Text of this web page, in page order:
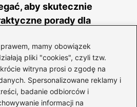
mamy obowiązek
pliki "cookies", czyli tzw.
witryna prosi o zgodę na
Spersonalizowane reklamy i
badanie odbiorców i
informacji na
aby skutecznie
porady dla
na mobilizację do
na rozmasowanie
mięśnia w domowych